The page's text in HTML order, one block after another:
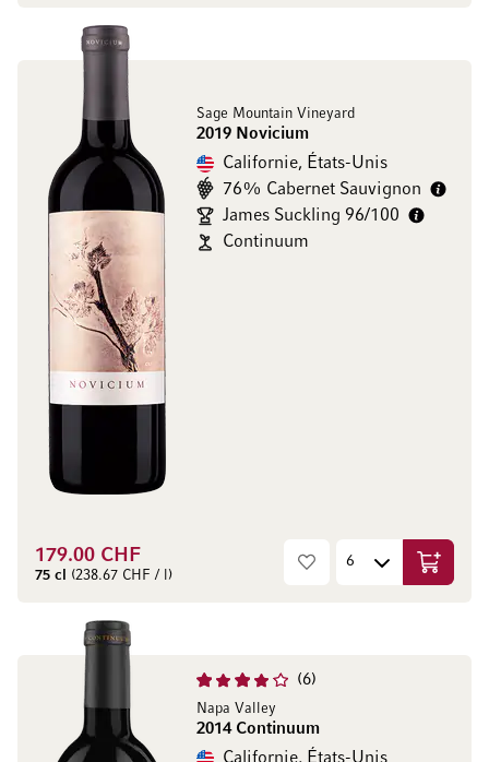
Sage Mountain Vineyard
2019 Novicium
Californie, États-Unis
76% Cabernet Sauvignon
James Suckling 96/100
Continuum
179.00 CHF
75 cl (238.67 CHF / l) Ajouter
6
Napa Valley
2014 Continuum
Californie, États-Unis